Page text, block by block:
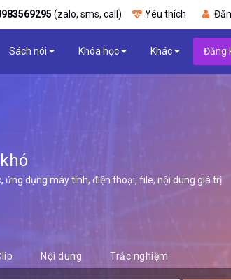
(zalo, sms, call) Yêu thích
Sách nói Khóa học Khác Đăng
học,
ứng dụng máy tính, điện thoại, file, nội dung giá trị
Nội dung Trắc nghiệm